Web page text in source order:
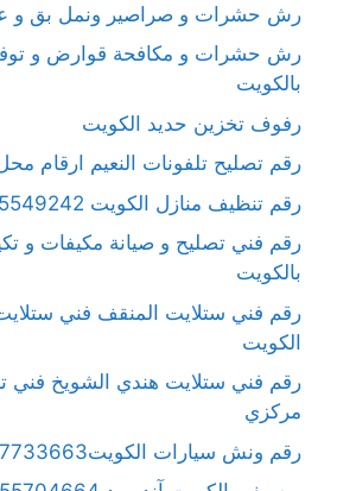
رش حشرات و صراصير ونمل بق و
رش حشرات و مكافحة قوارض و
بالكويت
رفوف تخزين حديد الكويت
رقم تصليح تلفونات النعيم ارقام
رقم تنظيف منازل الكويت 55549242
رقم فني تصليح و صيانة مكيفات و
بالكويت
رقم فني ستلايت المنقف فني
الكويت
رقم فني ستلايت هندي الشويخ فني
مركزي
رقم ونش سيارات الكويت67733663